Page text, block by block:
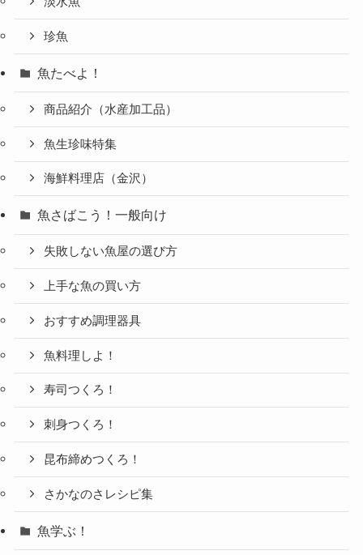
珍魚
魚たべよ！
商品紹介（水産加工品）
魚生珍味特集
海鮮料理店（金沢）
魚さばこう！一般向け
失敗しない魚屋の選び方
上手な魚の買い方
おすすめ調理器具
魚料理しよ！
寿司つくろ！
刺身つくろ！
昆布締めつくろ！
さかなのさレシピ集
魚学ぶ！